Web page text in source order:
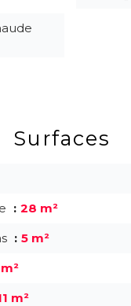
Surfaces
28 m²
5 m²
m²